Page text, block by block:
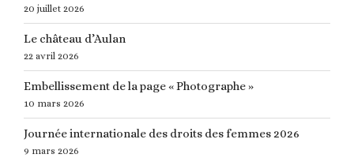
20 juillet 2026
Le château d’Aulan
22 avril 2026
Embellissement de la page « Photographe »
10 mars 2026
Journée internationale des droits des femmes 2026
9 mars 2026